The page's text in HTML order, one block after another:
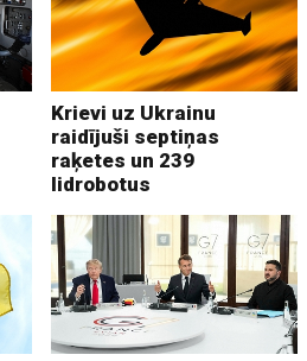
Krievi uz Ukrainu
raidījuši septiņas
raķetes un 239
lidrobotus